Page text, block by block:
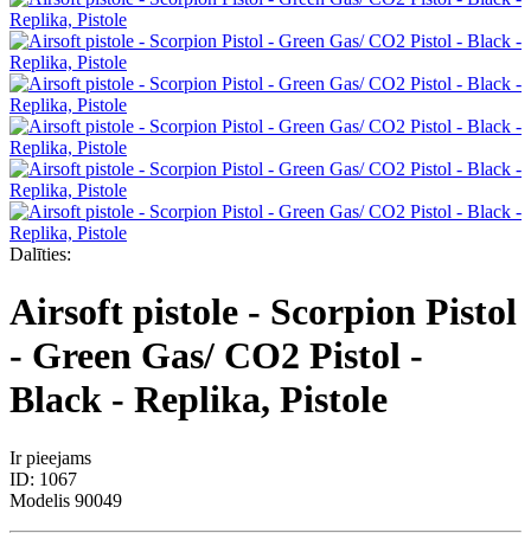
Dalīties:
Airsoft pistole - Scorpion Pistol
- Green Gas/ CO2 Pistol -
Black - Replika, Pistole
Ir pieejams
ID: 1067
Modelis 90049